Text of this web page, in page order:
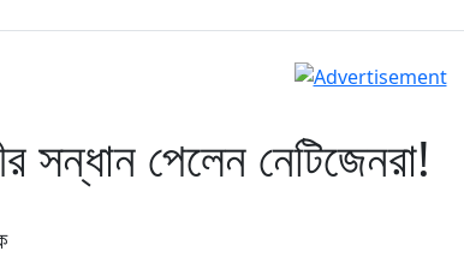
সন্ধান পেলেন নেটিজেনরা!